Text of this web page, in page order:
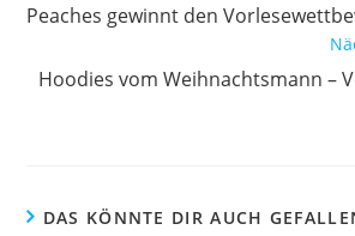
Peaches gewinnt den
Hoodies vom Weihnachtsmann –
DAS KÖNNTE DIR AUCH